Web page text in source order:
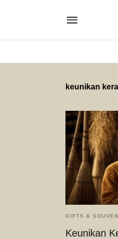
keunikan
GIFTS &
Keunikan